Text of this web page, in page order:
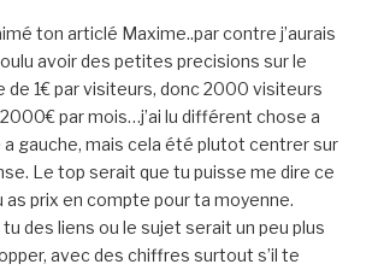
ton articlé Maxime..par contre j’aurais
avoir des petites precisions sur le
de 1€ par visiteurs, donc 2000 visiteurs
par mois…j’ai lu différent chose a
gauche, mais cela été plutot centrer sur
Le top serait que tu puisse me dire ce
as prix en compte pour ta moyenne.
tu des liens ou le sujet serait un peu plus
avec des chiffres surtout s’il te